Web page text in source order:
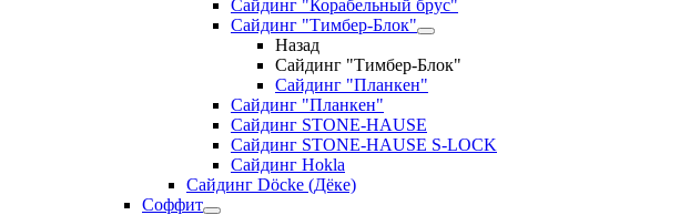
Сайдинг "Корабельный брус"
Сайдинг "Тимбер-Блок"
Назад
Сайдинг "Тимбер-Блок"
Сайдинг "Планкен"
Сайдинг "Планкен"
Сайдинг STONE-HAUSE
Сайдинг STONE-HAUSE S-LOCK
Сайдинг Hokla
Сайдинг Döcke (Дёке)
Соффит